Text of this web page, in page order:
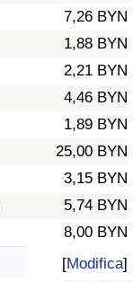
7,26 BYN
1,88 BYN
2,21 BYN
4,46 BYN
1,89 BYN
25,00 BYN
3,15 BYN
5,74 BYN
8,00 BYN
[Modifica]